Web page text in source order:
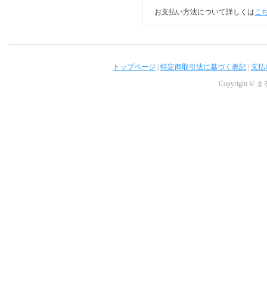
お支払い方法について詳しくはこ
トップページ 特定商取引法に基づく表記 支払
Copyright © ま